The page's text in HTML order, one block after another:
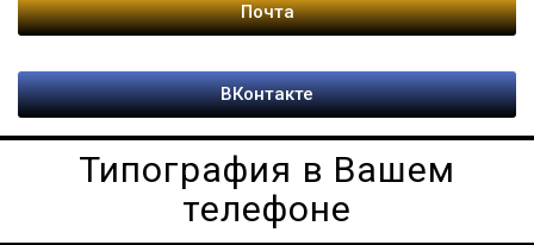
Почта
ВКонтакте
Типография в Вашем
телефоне